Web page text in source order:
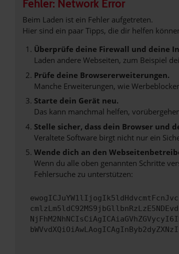
Fehler: Network Error
Beim Laden ist ein Fehler aufgetreten.
Hier sind ein paar Tipps, die dir helfen
Überprüfe deine Firewall und deine
Laden andere Webseiten, zum Beispiel
Prüfe deine Browsererweiterungen.
Manche Erweiterungen, wie
Starte dein Gerät neu.
Das kann manchmal helfen,
Stelle sicher, dass dein Browser und
Veraltete Software birgt nicht nur ein
Wende dich an den
Wenn du alle oben genannten Schritte
Fehlersuche zu unterstützen: